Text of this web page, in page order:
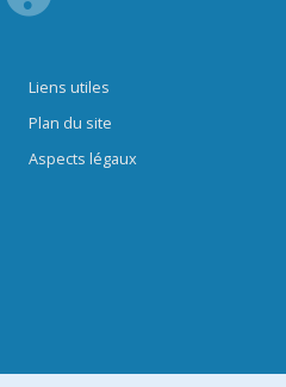
Liens utiles
Plan du site
Aspects légaux